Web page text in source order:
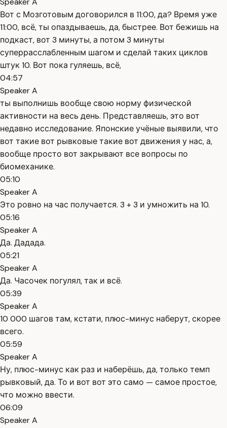
Вот с Мозготовым договорился в 11:00, да? Время уже
11:00, всё, ты опаздываешь, да, быстрее. Вот бежишь на
подкаст, вот 3 минуты, а потом 3 минуты
суперрасслабленным шагом и сделай таких циклов
штук 10. Вот пока гуляешь, всё,
04:57
Speaker A
ты выполнишь вообще свою норму физической
активности на весь день. Представляешь, это вот
недавно исследование. Японские учёные выявили, что
вот такие вот рывковые такие вот движения у нас, а,
вообще просто вот закрывают все вопросы по
биомеханике.
05:10
Speaker A
Это ровно на час получается. 3 + 3 и умножить на 10.
05:16
Speaker A
Да. Дадада.
05:21
Speaker A
Да. Часочек погулял, так и всё.
05:39
Speaker A
10 000 шагов там, кстати, плюс-минус наберут, скорее
всего.
05:59
Speaker A
Ну, плюс-минус как раз и наберёшь, да, только темп
рывковый, да. То и вот вот это само — самое простое,
что можно ввести.
06:09
Speaker A